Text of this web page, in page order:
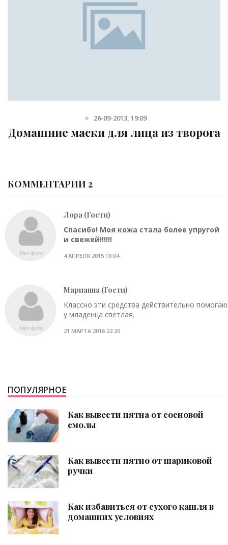
23-10-2013, 14:54
Маски для лица из
КОММЕНТАРИИ 2
Лора (Гости)
Спасибо! Моя кожа стала более упругой
и свежей!!!!!!
4 АПРЕЛЯ 2015 18:04
Марианна (Гости)
Классно эти средства действительно
у младенца светлая.
21 МАРТА 2016 22:20
ПОПУЛЯРНОЕ
Как вывести пятна от сосновой
смолы
Как вывести пятно от шариковой
ручки
Как избавиться от сухого кашля в
домашних условиях